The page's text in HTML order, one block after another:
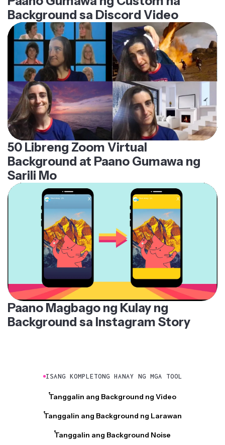
Background sa Discord Video
50 Libreng Zoom Virtual
Background at Paano Gumawa ng
Sarili Mo
Paano Magbago ng Kulay ng
Background sa Instagram Story